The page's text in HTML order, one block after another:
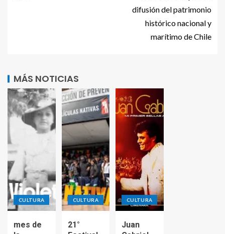
difusión del patrimonio
histórico nacional y
marítimo de Chile
MÁS NOTICIAS
CULTURA
mes de
CULTURA
21°
CULTURA
Juan